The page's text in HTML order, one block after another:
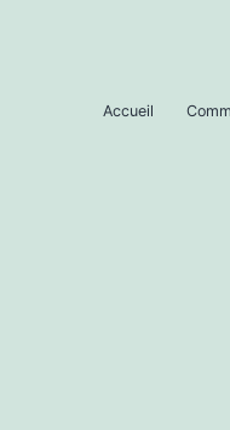
Accueil